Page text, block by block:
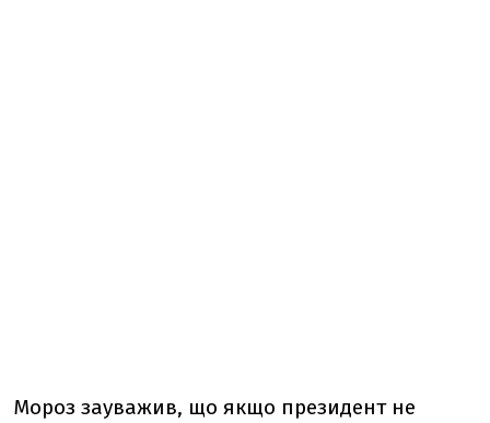
Мороз зауважив, що якщо президент не